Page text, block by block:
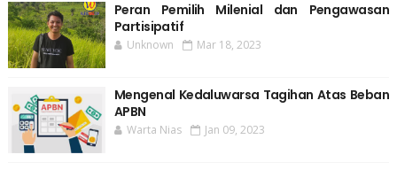
Peran Pemilih Milenial dan Pengawasan
Partisipatif
Unknown Mar 18, 2023
Mengenal Kedaluwarsa Tagihan Atas Beban
APBN
Warta Nias Jan 09, 2023